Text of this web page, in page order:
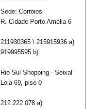
Sede: Corroios
R. Cidade Porto Amélia 6
211930365 \ 215915936 a)
919995595 b)
Rio Sul Shopping - Seixal
Loja 69, piso 0
212 222 078 a)